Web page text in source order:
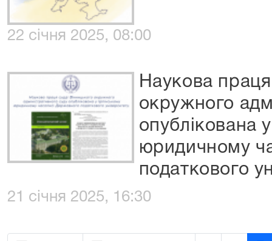
22 січня 2025, 08:00
Наукова
окружного
опублікована
юридичному
податкового
21 січня 2025, 16:30